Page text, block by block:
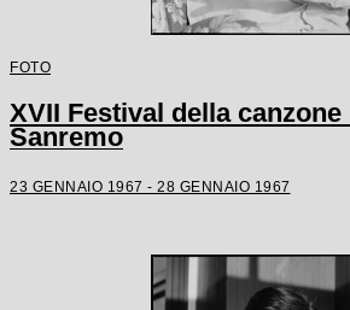
FOTO
XVII Festival della
Sanremo
23 GENNAIO 1967 - 28 GENNAIO 1967